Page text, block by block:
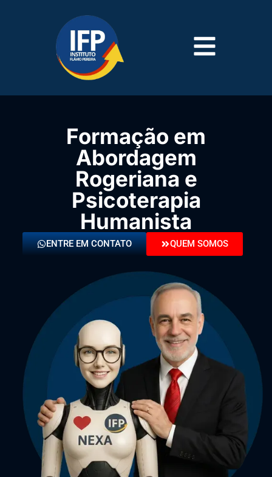
Formação em
Abordagem
Rogeriana e
Psicoterapia
Humanista
ENTRE EM CONTATO QUEM SOMOS